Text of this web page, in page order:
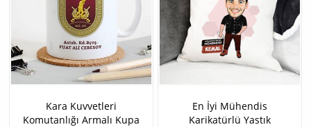
Kara Kuvvetleri
Komutanlığı Armalı Kupa
En İyi Mühendis
Karikatürlü Yastık